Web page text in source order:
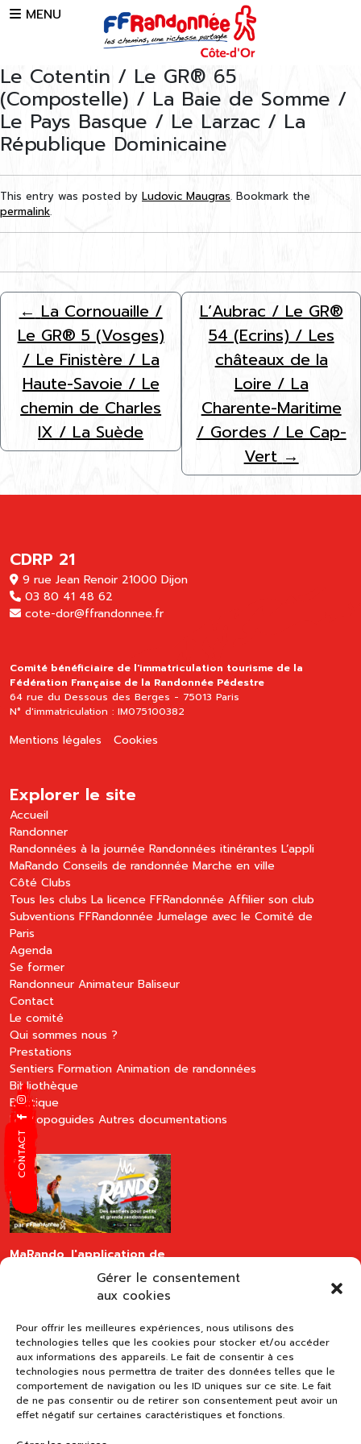
Gérer le consentement
aux cookies
Pour offrir les meilleures expériences, nous utilisons des
technologies telles que les cookies pour stocker et/ou accéder
aux informations des appareils. Le fait de consentir à ces
technologies nous permettra de traiter des données telles que le
comportement de navigation ou les ID uniques sur ce site. Le fait
de ne pas consentir ou de retirer son consentement peut avoir un
effet négatif sur certaines caractéristiques et fonctions.
Skip to main content
MENU
CONTACT
Le Cotentin / Le GR® 65
(Compostelle) / La Baie de Somme /
Le Pays Basque / Le Larzac / La
République Dominicaine
This entry was posted by Ludovic Maugras. Bookmark the
permalink.
← La Cornouaille /
Le GR® 5 (Vosges)
/ Le Finistère / La
Haute-Savoie / Le
chemin de Charles
IX / La Suède
L’Aubrac / Le GR®
54 (Ecrins) / Les
châteaux de la
Loire / La
Charente-Maritime
/ Gordes / Le Cap-
Vert →
CDRP 21
9 rue Jean Renoir 21000 Dijon
03 80 41 48 62
cote-dor@ffrandonnee.fr
Comité bénéficiaire de l'immatriculation tourisme de la
Fédération Française de la Randonnée Pédestre
64 rue du Dessous des Berges - 75013 Paris
N° d'immatriculation : IM075100382
Mentions légales Cookies
Explorer le site
Accueil
Randonner
Randonnées à la journée Randonnées itinérantes L’appli
MaRando Conseils de randonnée Marche en ville
Côté Clubs
Tous les clubs La licence FFRandonnée Affilier son club
Subventions FFRandonnée Jumelage avec le Comité de
Paris
Agenda
Se former
Randonneur Animateur Baliseur
Contact
Le comité
Qui sommes nous ?
Prestations
Sentiers Formation Animation de randonnées
Bibliothèque
Boutique
Les topoguides Autres documentations
MaRando, l'application de
la FFRandonnée
disponible sur les stores